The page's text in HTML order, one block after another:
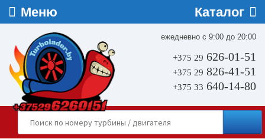
ежедневно с 9:00 до 20:00
+375 29 626-01-51
+375 29 826-41-51
+375 33 640-14-80